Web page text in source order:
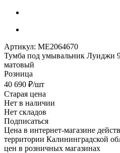
Артикул: МЕ2064670
Тумба под умывальник Луиджи
матовый
Розница
40 690 ₽/шт
Старая цена
Нет в наличии
Нет складов
Подписаться
Цена в интернет-магазине
территории Калининградской
цен в розничных магазинах